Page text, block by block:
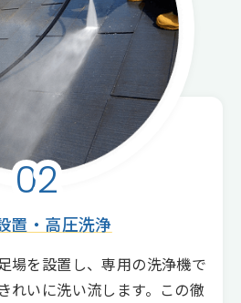
02
置・高圧洗浄
場を設置し、専用の洗浄機で
れいに洗い流します。この徹